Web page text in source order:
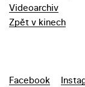
Videoarchiv
Zpět v kinech
Facebook